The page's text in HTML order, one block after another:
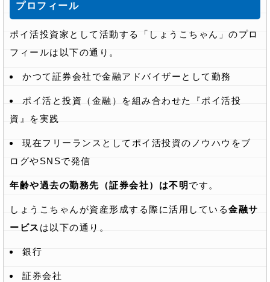
プロフィール
ポイ活投資家として活動する「しょうこちゃん」のプロ
フィールは以下の通り。
かつて証券会社で金融アドバイザーとして勤務
ポイ活と投資（金融）を組み合わせた『ポイ活投
資』を実践
現在フリーランスとしてポイ活投資のノウハウをブ
ログやSNSで発信
年齢や過去の勤務先（証券会社）は不明 です。
しょうこちゃんが資産形成する際に活用している金融サ
ービス は以下の通り。
銀行
証券会社